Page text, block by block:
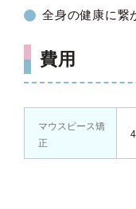
全身の健康に繋
費用
マウスピース矯
正